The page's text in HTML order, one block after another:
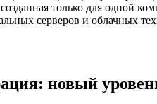
только для одной
серверов и облачных
новый